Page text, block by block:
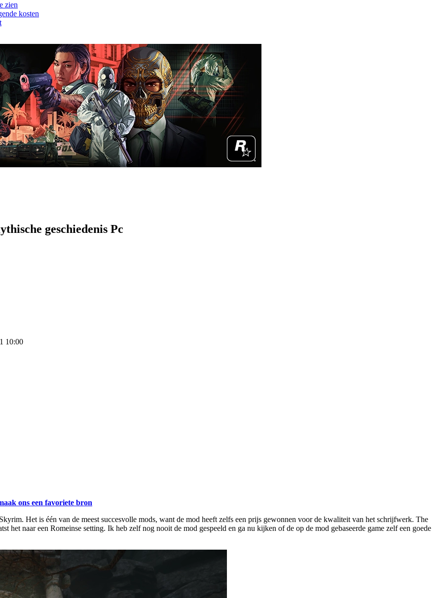
zien
kosten
geschiedenis Pc
10:00
ons een favoriete bron
Het is één van de meest succesvolle mods, want de mod heeft zelfs een prijs gewonnen voor de kwaliteit van het schrijfwerk. The
het naar een Romeinse setting. Ik heb zelf nog nooit de mod gespeeld en ga nu kijken of de op de mod gebaseerde game zelf een goede